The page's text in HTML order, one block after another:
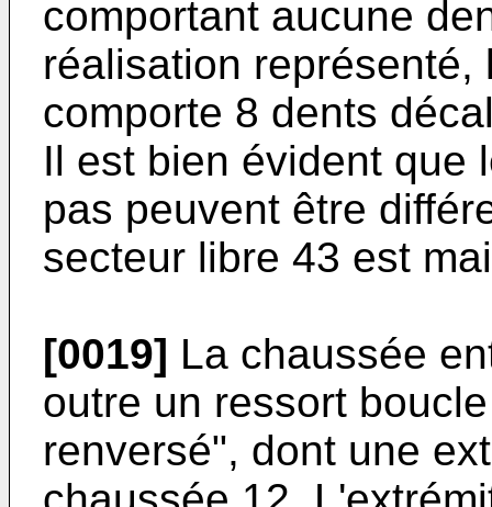
comportant aucune
réalisation
comporte 8 dents
Il est bien évident que
pas peuvent être
secteur libre 43 est
[0019] La chaussée
outre un ressort
renversé", dont une